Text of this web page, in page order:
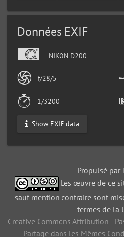
Données EXIF
NIKON D200
f/28/5
1/3200
Show EXIF data
Propulsé par
Les œuvre de ce
sauf mention contraire sont
termes de la
Creative Commons Attribution -
- Partage dans les Mêmes